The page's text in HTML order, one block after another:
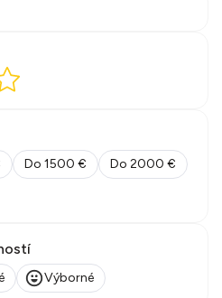
Do 1500 € Do 2000 €
Výborné